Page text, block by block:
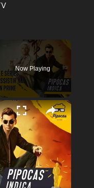
Now Playing
×
PRIME VIDEO | #PipocasIndica 7